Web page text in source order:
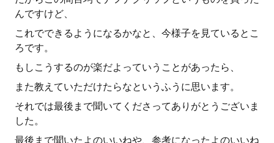
んですけど、
これでできるようになるかなと、今様子を見ているとこ
ろです。
もしこうするのが楽だよっていうことがあったら、
また教えていただけたらなというふうに思います。
それでは最後まで聞いてくださってありがとうございま
した。
最後まで聞いたよのいいねや、参考になったよのいいね